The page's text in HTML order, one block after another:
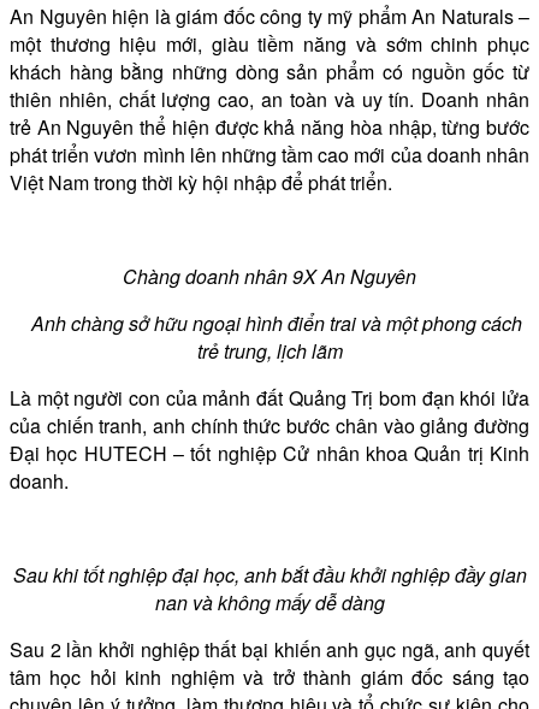
An Nguyên hiện là giám đốc công ty mỹ phẩm An Naturals –
một thương hiệu mới, giàu tiềm năng và sớm chinh phục
khách hàng bằng những dòng sản phẩm có nguồn gốc từ
thiên nhiên, chất lượng cao, an toàn và uy tín. Doanh nhân
trẻ An Nguyên thể hiện được khả năng hòa nhập, từng bước
phát triển vươn mình lên những tầm cao mới của doanh nhân
Việt Nam trong thời kỳ hội nhập để phát triển.
Chàng doanh nhân 9X An Nguyên
Anh chàng sở hữu ngoại hình điển trai và một phong cách
trẻ trung, lịch lãm
Là một người con của mảnh đất Quảng Trị bom đạn khói lửa
của chiến tranh, anh chính thức bước chân vào giảng đường
Đại học HUTECH – tốt nghiệp Cử nhân khoa Quản trị Kinh
doanh.
Sau khi tốt nghiệp đại học, anh bắt đầu khởi nghiệp đầy gian
nan và không mấy dễ dàng
Sau 2 lần khởi nghiệp thất bại khiến anh gục ngã, anh quyết
tâm học hỏi kinh nghiệm và trở thành giám đốc sáng tạo